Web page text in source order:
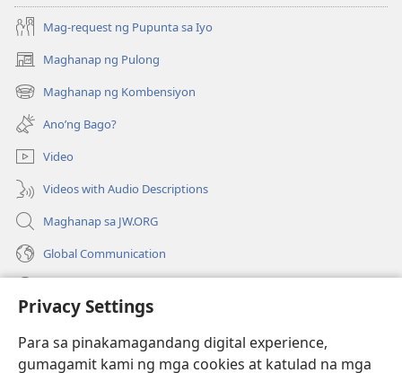
Privacy Settings
Para sa pinakamagandang digital experience,
gumagamit kami ng mga cookies at katulad na mga
Mag-request ng Pupunta sa Iyo
Maghanap ng Pulong
(may
bubukas
na
bagong
window)
Maghanap ng Kombensiyon
(may
bubukas
na
bagong
window)
Ano’ng Bago?
Video
Videos with Audio Descriptions
Maghanap sa JW.ORG
Global Communication
(may